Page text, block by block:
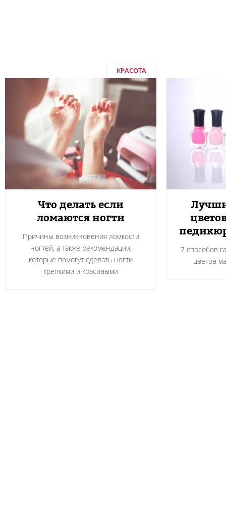
КРАСОТА
Что делать если
ломаются ногти
Причины возникновения ломкости
ногтей, а также рекомендации,
которые помогут сделать ногти
крепкими и красивыми
7 способов
цветов